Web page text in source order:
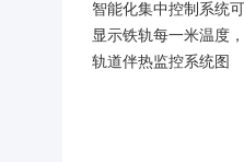
智能化集中控制系统
显示铁轨每一米温度
轨道伴热监控系统图